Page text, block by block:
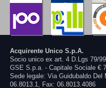
Acquirente Unico S.p.A.
Socio unico ex art. 4 D.Lgs 79/
GSE S.p.a. - Capitale Sociale €
Sede legale: Via Guidubaldo Del
06.8013.1, Fax: 06.8013.4086